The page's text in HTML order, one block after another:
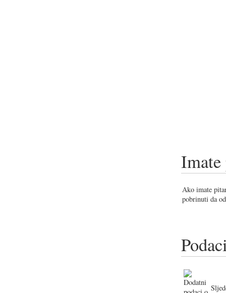
Imate
Ako imate
pobrinuti da